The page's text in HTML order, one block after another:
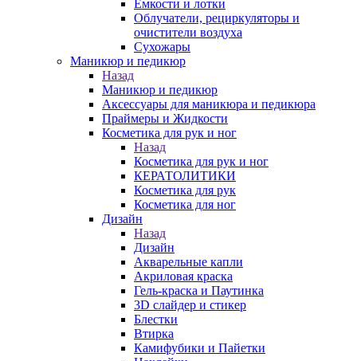
Емкости и лотки
Облучатели, рециркуляторы и
очистители воздуха
Сухожары
Маникюр и педикюр
Назад
Маникюр и педикюр
Аксессуары для маникюра и педикюра
Праймеры и Жидкости
Косметика для рук и ног
Назад
Косметика для рук и ног
КЕРАТОЛИТИКИ
Косметика для рук
Косметика для ног
Дизайн
Назад
Дизайн
Акварельные капли
Акриловая краска
Гель-краска и Паутинка
3D слайдер и стикер
Блестки
Втирка
Камифубики и Пайетки